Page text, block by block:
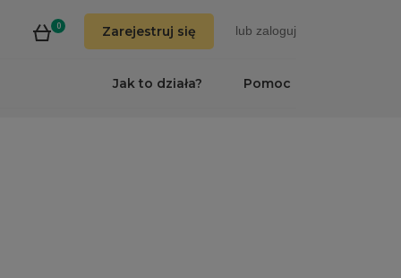
0 Zarejestruj się lub zaloguj
Pomoc
Jak to działa?